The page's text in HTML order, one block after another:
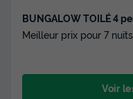
BUNGALOW TOILÉ 4
Meilleur prix pour 7 nuits
Voir